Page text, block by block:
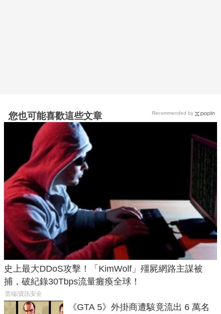
您也可能喜歡這些文章
史上最大DDoS攻擊！「KimWolf」殭屍網路主謀被
捕，破紀錄30Tbps流量癱瘓全球！
雲端/資訊安全
《GTA 5》外掛商遭駭竟流出 6 萬名
Recommended by